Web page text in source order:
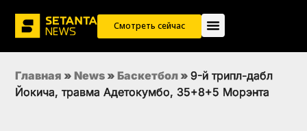
Смотреть сейчас
Главная » News » Баскетбол » 9-й трипл-дабл
Йокича, травма Адетокумбо, 35+8+5 Морэнта